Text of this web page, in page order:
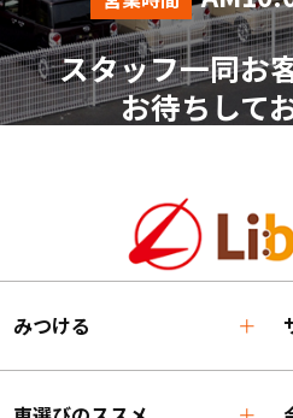
スタッフ一同お
お待ちして
みつける